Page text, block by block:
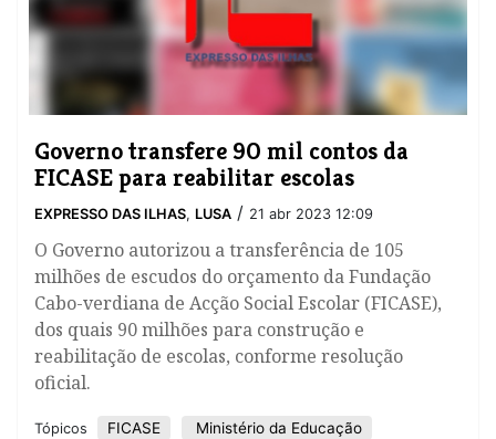
Governo transfere 90 mil contos da
FICASE para reabilitar escolas
EXPRESSO DAS ILHAS, LUSA / 21 abr 2023 12:09
​O Governo autorizou a transferência de 105
milhões de escudos do orçamento da Fundação
Cabo-verdiana de Acção Social Escolar (FICASE),
dos quais 90 milhões para construção e
reabilitação de escolas, conforme resolução
oficial.
Tópicos FICASE
Ministério da Educação